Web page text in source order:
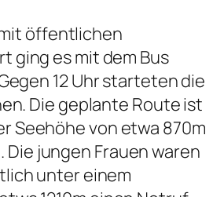
mit öffentlichen
ging es mit dem Bus
12 Uhr starteten die
Die geplante Route ist
Seehöhe von etwa 870m
jungen Frauen waren
unter einem